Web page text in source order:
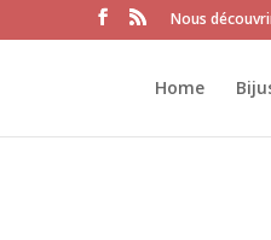
Nous
Home